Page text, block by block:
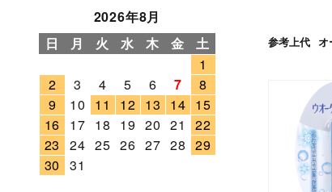
参考上代 オ
2026年8月
日
月 火 水 木 金
土
1
2
3 4 5 6 7
8
9
10 11 12 13 14 15
16
17 18 19 20 21
22
23
24 25 26 27 28 29
30
31